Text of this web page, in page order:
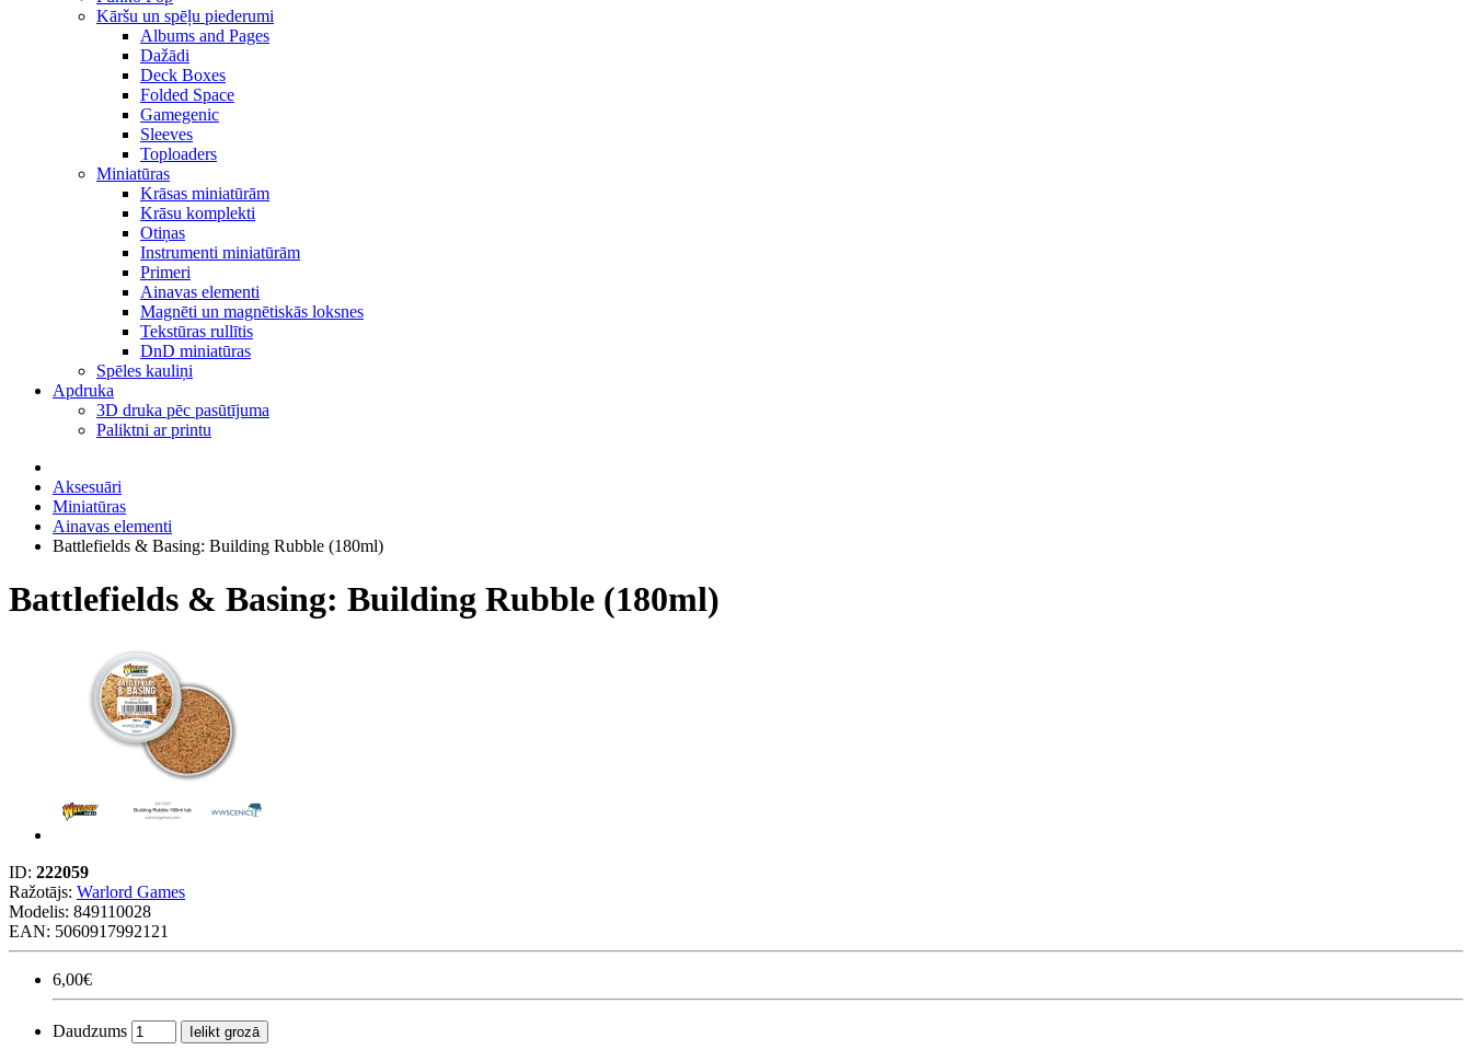
Kāršu un spēļu piederumi
Albums and Pages
Dažādi
Deck Boxes
Folded Space
Gamegenic
Sleeves
Toploaders
Miniatūras
Krāsas miniatūrām
Krāsu komplekti
Otiņas
Instrumenti miniatūrām
Primeri
Ainavas elementi
Magnēti un magnētiskās loksnes
Tekstūras rullītis
DnD miniatūras
Spēles kauliņi
Apdruka
3D druka pēc pasūtījuma
Paliktni ar printu
Aksesuāri
Miniatūras
Ainavas elementi
Battlefields & Basing: Building Rubble (180ml)
Battlefields & Basing: Building Rubble (180ml)
ID: 222059
Ražotājs: Warlord Games
Modelis: 849110028
EAN: 5060917992121
6,00€
Daudzums Ielikt grozā